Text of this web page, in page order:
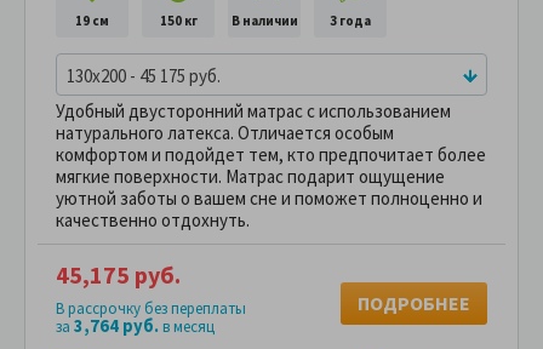
19 см 150 кг В наличии 3 года
130x200 - 45 175 руб.
Удобный двусторонний матрас с использованием
натурального латекса. Отличается особым
комфортом и подойдет тем, кто предпочитает более
мягкие поверхности. Матрас подарит ощущение
уютной заботы о вашем сне и поможет полноценно и
качественно отдохнуть.
45,175 руб.
В рассрочку без переплаты
за 3,764 руб.в месяц
ПОДРОБНЕЕ